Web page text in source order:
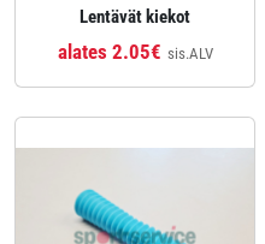
Lentävät kiekot
alates 2.05€ sis.ALV